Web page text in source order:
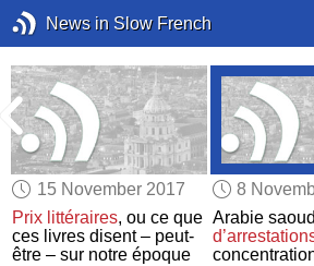
News in Slow French
15 November 2017
Prix littéraires, ou ce que
ces livres disent – peut-
être – sur notre époque
8
Arabie